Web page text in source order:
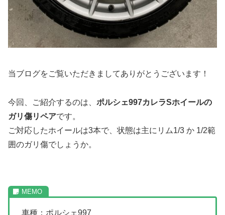
当ブログをご覧いただきましてありがとうございます！
今回、ご紹介するのは、 ポルシェ997カレラSホイールの
ガリ傷リペアです。
ご対応したホイールは3本で、状態は主にリム1/3 か 1/2範
囲のガリ傷でしょうか。
車種：ポルシェ997